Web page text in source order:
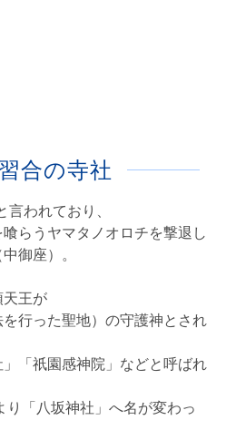
合の寺社
われており、
らうヤマタノオロチを撃退し
御座）。
王が
行った聖地）の守護神とされ
」「祇園感神院」などと呼ばれ
「八坂神社」へ名が変わっ